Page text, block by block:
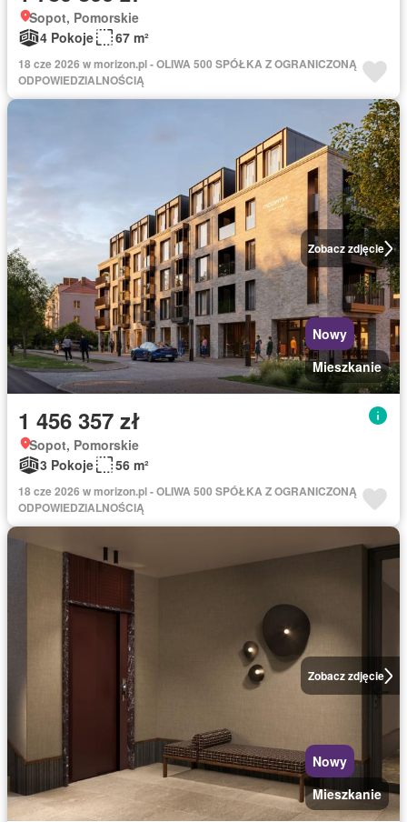
Sopot, Pomorskie
4 Pokoje
67 m²
18 cze 2026 w morizon.pl - OLIWA 500 SPÓŁKA Z OGRANICZONĄ
ODPOWIEDZIALNOŚCIĄ
Zobacz zdjęcie
Nowy
Mieszkanie
1 456 357 zł
Sopot, Pomorskie
3 Pokoje
56 m²
18 cze 2026 w morizon.pl - OLIWA 500 SPÓŁKA Z OGRANICZONĄ
ODPOWIEDZIALNOŚCIĄ
Zobacz zdjęcie
Nowy
Mieszkanie